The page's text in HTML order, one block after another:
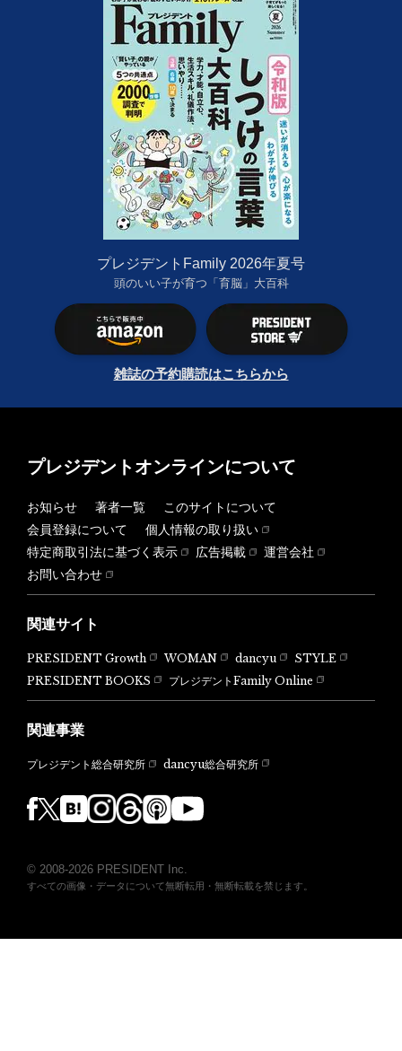
プレジデントFamily 2026年夏号
頭のいい子が育つ「育脳」大百科
雑誌の予約購読はこちらから
プレジデントオンラインについて
お知らせ 著者一覧
このサイトについて
会員登録について
個人情報の取り扱い
特定商取引法に基づく表示
広告掲載
運営会社
お問い合わせ
関連サイト
PRESIDENT Growth WOMAN dancyu
STYLE
PRESIDENT BOOKS
プレジデントFamily Online
関連事業
プレジデント総合研究所 dancyu総合研究所
© 2008-2026 PRESIDENT Inc.
すべての画像・データについて無断転用・無断転載を禁じます。